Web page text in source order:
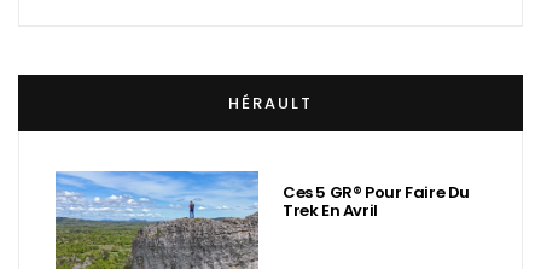
HÉRAULT
Ces 5 GR® Pour Faire Du
Trek En Avril